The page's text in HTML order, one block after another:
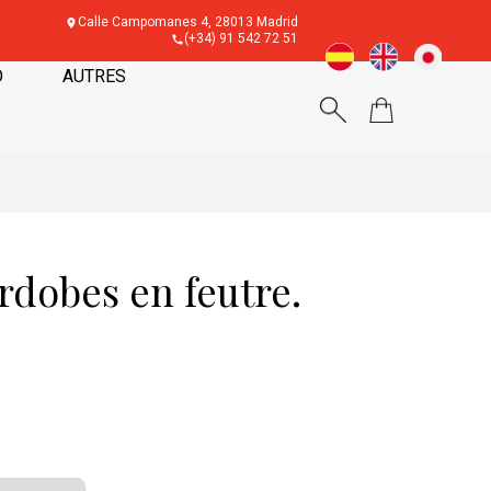
Calle Campomanes 4, 28013 Madrid
(+34) 91 542 72 51
AUTRES
en feutre.